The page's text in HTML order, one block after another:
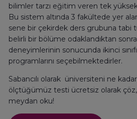
bilimler tarzı eğitim veren tek
Bu sistem altında 3 fakültede yer
sene bir çekirdek ders grubuna tabi
belirli bir bölüme odaklandıktan
deneyimlerinin sonucunda ikinci
programlarını seçebilmektedirler.
Sabancılı olarak üniversiteni ne kadar
ölçtüğümüz testi ücretsiz olarak çöz,
meydan oku!